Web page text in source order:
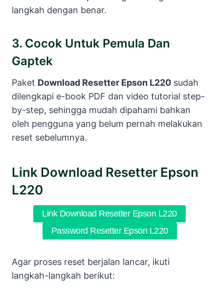
langkah dengan benar.
3. Cocok Untuk Pemula Dan
Gaptek
Paket Download Resetter Epson L220 sudah
dilengkapi e-book PDF dan video tutorial step-
by-step, sehingga mudah dipahami bahkan
oleh pengguna yang belum pernah melakukan
reset sebelumnya.
Link Download Resetter Epson
L220
Link Download Resetter Epson L220
Password Resetter Epson L220
Agar proses reset berjalan lancar, ikuti
langkah-langkah berikut: